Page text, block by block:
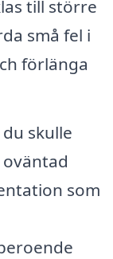
till större
små fel i
förlänga
skulle
som